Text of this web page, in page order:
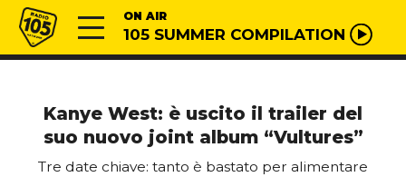
Vai al contenuto
Radio 105 ON AIR
105 SUMMER COMPILATION
Kanye West: è uscito il trailer del
suo nuovo joint album “Vultures”
Tre date chiave: tanto è bastato per alimentare